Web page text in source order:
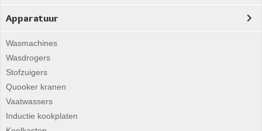
Apparatuur
Wasmachines
Wasdrogers
Stofzuigers
Quooker kranen
Vaatwassers
Inductie kookplaten